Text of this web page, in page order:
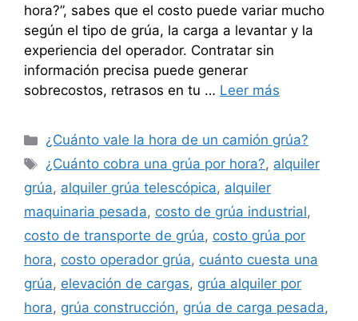
hora?”, sabes que el costo puede variar mucho
según el tipo de grúa, la carga a levantar y la
experiencia del operador. Contratar sin
información precisa puede generar
sobrecostos, retrasos en tu … Leer más
Categorías
¿Cuánto vale la hora de un camión grúa?
Etiquetas
¿Cuánto cobra una grúa por hora?, alquiler
grúa, alquiler grúa telescópica, alquiler
maquinaria pesada, costo de grúa industrial,
costo de transporte de grúa, costo grúa por
hora, costo operador grúa, cuánto cuesta una
grúa, elevación de cargas, grúa alquiler por
hora, grúa construcción, grúa de carga pesada,